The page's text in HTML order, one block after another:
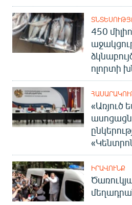
450
ոլորտի
«Առյուծ
ԻՐԱՎՈՒՆՔ